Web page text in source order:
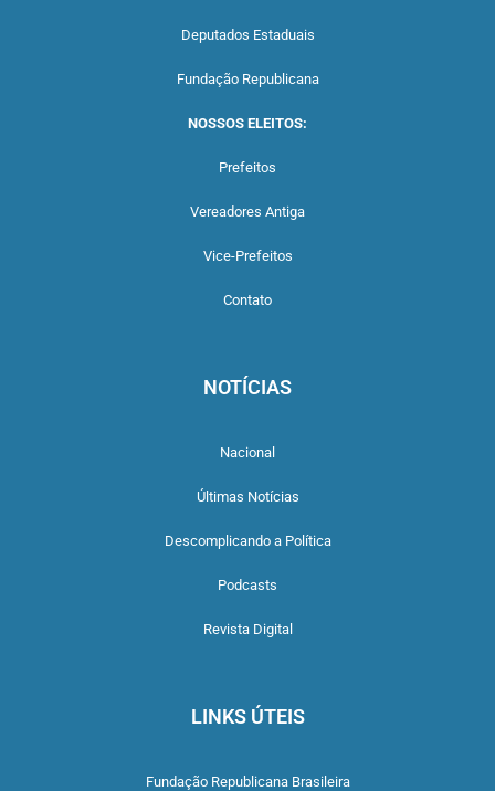
Deputados Estaduais
Fundação Republicana
NOSSOS ELEITOS:
Prefeitos
Vereadores Antiga
Vice-Prefeitos
Contato
NOTÍCIAS
Nacional
Últimas Notícias
Descomplicando a Política
Podcasts
Revista Digital
LINKS ÚTEIS
Fundação Republicana Brasileira